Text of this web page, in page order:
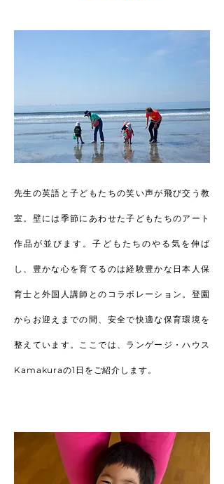
先生の英語と子どもたちの笑い声が飛び交う教
室。壁には季節にあわせた子どもたちのアート
作品が並びます。子どもたちのやる気を伸ば
し、豊かな心を育てるのは経験豊かな日本人保
育士と外国人講師とのコラボレーション。登園
からお迎えまでの間、安全で快適な保育環境を
整えています。ここでは、ランゲージ・ハウス
Kamakuraの1日をご紹介します。